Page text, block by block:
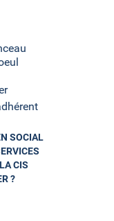
SOCIAL
CIS
?